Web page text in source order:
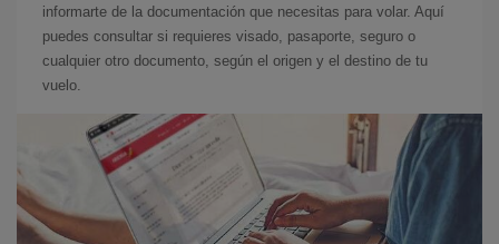
informarte de la documentación que necesitas para volar. Aquí
puedes consultar si requieres visado, pasaporte, seguro o
cualquier otro documento, según el origen y el destino de tu
vuelo.